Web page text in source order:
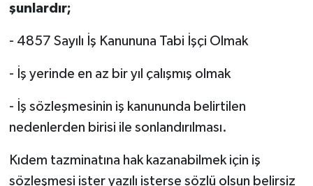
şunlardır;
- 4857 Sayılı İş Kanununa Tabi İşçi Olmak
- İş yerinde en az bir yıl çalışmış olmak
- İş sözleşmesinin iş kanununda belirtilen
nedenlerden birisi ile sonlandırılması.
Kıdem tazminatına hak kazanabilmek için iş
sözleşmesi ister yazılı isterse sözlü olsun belirsiz